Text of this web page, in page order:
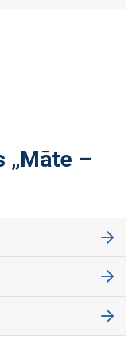
„Māte –